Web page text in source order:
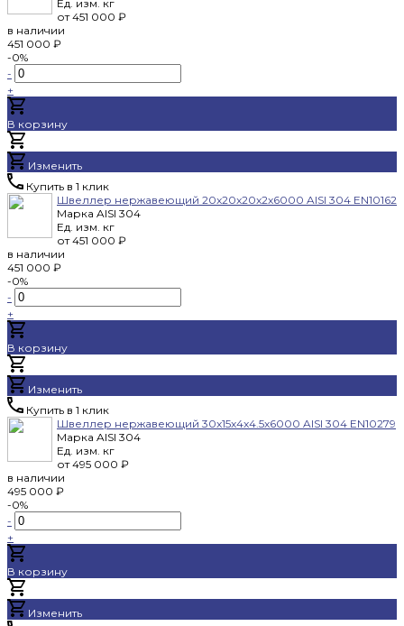
Ед. изм. кг
от 451 000 ₽
в наличии
451 000 ₽
-0%
-
+
В корзину
Изменить
Купить в 1 клик
Швеллер нержавеющий 20x20x20x2x6000 AISI 304 EN10162
Марка AISI 304
Ед. изм. кг
от 451 000 ₽
в наличии
451 000 ₽
-0%
-
+
В корзину
Изменить
Купить в 1 клик
Швеллер нержавеющий 30x15x4x4.5x6000 AISI 304 EN10279
Марка AISI 304
Ед. изм. кг
от 495 000 ₽
в наличии
495 000 ₽
-0%
-
+
В корзину
Изменить